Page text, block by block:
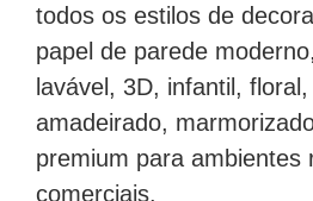
todos os estilos de
papel de parede
lavável, 3D, infantil,
amadeirado,
premium para ambientes
comerciais.